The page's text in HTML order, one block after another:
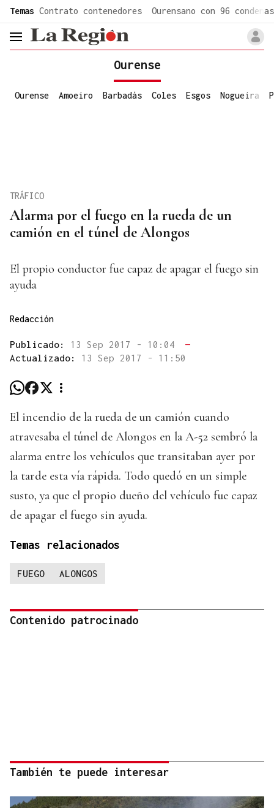
Temas Contrato contenedores Ourensano con 96 condenas
header.menu.open
Ourense
Ourense Amoeiro Barbadás Coles Esgos Nogueira
Alarma por el fuego en la rueda de un
camión en el túnel de Alongos
TRÁFICO
El propio conductor fue capaz de apagar el fuego sin
ayuda
Redacción
Publicado: 13 Sep 2017 - 10:04
—
Actualizado: 13 Sep 2017 - 11:50
El incendio de la rueda de un camión cuando
atravesaba el túnel de Alongos en la A-52 sembró la
alarma entre los vehículos que transitaban ayer por
la tarde esta vía rápida. Todo quedó en un simple
susto, ya que el propio dueño del vehículo fue capaz
de apagar el fuego sin ayuda.
Temas relacionados
FUEGO ALONGOS
Contenido patrocinado
También te puede interesar